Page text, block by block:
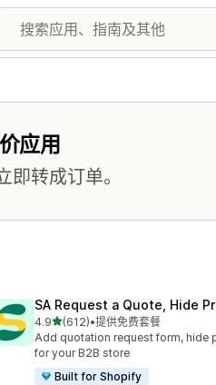
应用
转成订单。
SA Request a Quote, Hide
4.9星（满分 5 星）
(612)
总共 612 条评论
•提供免费套餐
Add quotation request form, hide
for your B2B store
Built for Shopify